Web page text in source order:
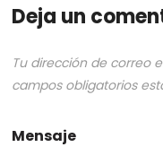
Deja un
Tu dirección de correo
campos obligatorios
Mensaje